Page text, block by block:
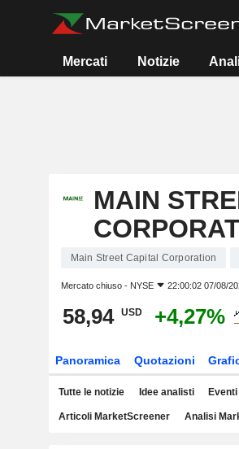
Mercati Notizie
MAIN
Main Street Capital Corporation
Mercato chiuso - NYSE 22:00:02 07/08/
58,94 USD +4,27%
Panoramica Quotazioni
Tutte le notizie Idee analisti
Articoli MarketScreener Analisi